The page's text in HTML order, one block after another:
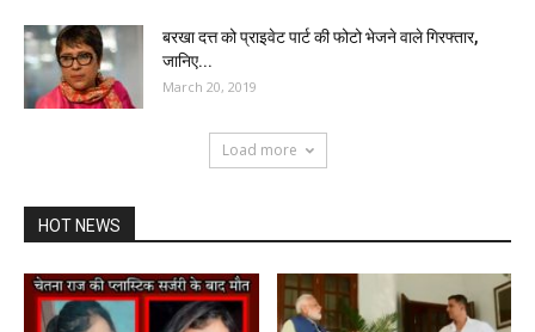
बरखा दत्त को प्राइवेट पार्ट की फोटो भेजने वाले गिरफ्तार,
जानिए...
March 20, 2019
Load more
HOT NEWS